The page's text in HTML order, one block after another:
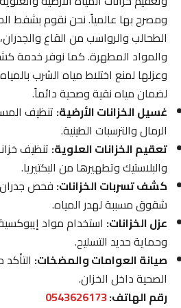
ومصرح بها عالمياً. نحن نقوم بشفط
الطحالب والرواسب من القاع والجدران،
والمواد المطهرة. كما نوفر خدمة كشف
وعزلها لمنع اختلاط مياه الشرب بالمياه
لضمان مياه نقية وصحية دائماً.
غسيل الخزانات الأرضية:تنظيف
الرمال والترسبات الطينية.
تعقيم الخزانات العلوية:تنظيف خزانات
والبلاستيك وتطهيرها من البكتيريا.
كشف تسربات الخزانات:فحص جدران
شقوق مسببة لهدر المياه.
عزل الخزانات:استخدام مواد إيبوكسية
وحماية حديد التسليح.
صيانة العوامات والمضخات:التأكد
الصحية داخل الخزان.
رقم الهاتف:0543626173